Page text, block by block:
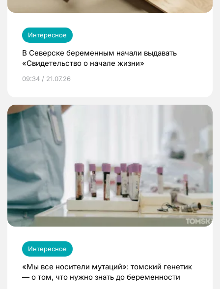
Интересное
В Северске беременным начали выдавать
«Свидетельство о начале жизни»
09:34 / 21.07.26
Интересное
«Мы все носители мутаций»: томский генетик
— о том, что нужно знать до беременности